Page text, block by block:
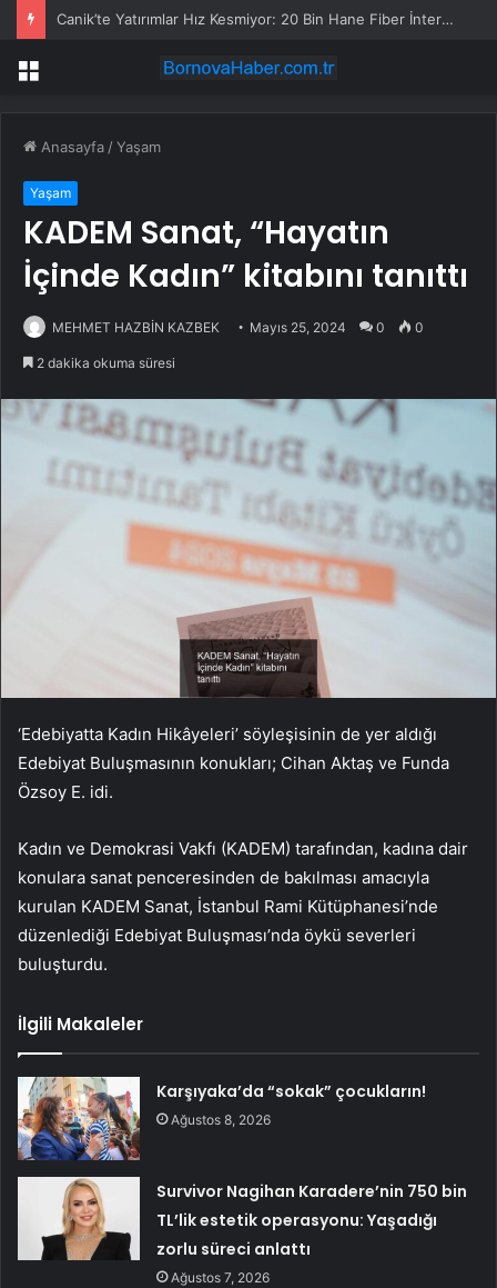
Canik’te Yatırımlar Hız Kesmiyor: 20 Bin Hane Fiber İnternete Kavuşuyor
Menü
Anasayfa /Yaşam
Yaşam
KADEM Sanat, “Hayatın
İçinde Kadın” kitabını tanıttı
MEHMET HAZBİN KAZBEK Mayıs 25, 2024 0 0
2 dakika okuma süresi
‘Edebiyatta Kadın Hikâyeleri’ söyleşisinin de yer aldığı
Edebiyat Buluşmasının konukları; Cihan Aktaş ve Funda
Özsoy E. idi.
Kadın ve Demokrasi Vakfı (KADEM) tarafından, kadına dair
konulara sanat penceresinden de bakılması amacıyla
kurulan KADEM Sanat, İstanbul Rami Kütüphanesi’nde
düzenlediği Edebiyat Buluşması’nda öykü severleri
buluşturdu.
İlgili Makaleler
Karşıyaka’da “sokak” çocukların!
Ağustos 8, 2026
Survivor Nagihan Karadere’nin 750 bin
TL’lik estetik operasyonu: Yaşadığı
zorlu süreci anlattı
Ağustos 7, 2026